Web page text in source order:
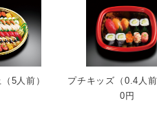
5人前）
プチキッズ（0.4人
0円